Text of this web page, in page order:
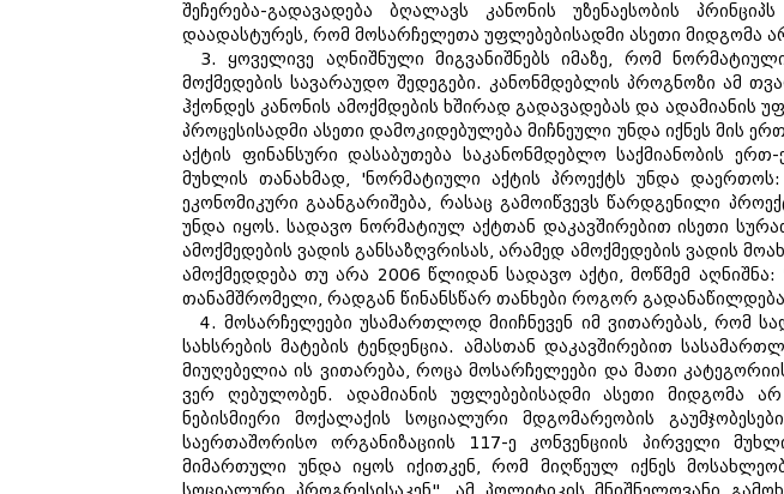
შეჩერება-გადავადება ბღალავს კანონის უზენაესობის
დაადასტურეს, რომ მოსარჩელეთა უფლებებისადმი ასეთი მიდგომა
3. ყოველივე აღნიშნული მიგვანიშნებს იმაზე, რომ
მოქმედების სავარაუდო შედეგები. კანონმდებლის პროგნოზი
ჰქონდეს კანონის ამოქმდების ხშირად გადავადებას და
პროცესისადმი ასეთი დამოკიდებულება მიჩნეული უნდა იქნეს მის
აქტის ფინანსური დასაბუთება საკანონმდებლო საქმიანობის
მუხლის თანახმად, 'ნორმატიული აქტის პროექტს უნდა
ეკონომიკური გაანგარიშება, რასაც გამოიწვევს წარდგენილი
უნდა იყოს. სადავო ნორმატიულ აქტთან დაკავშირებით ისეთი
ამოქმედების ვადის განსაზღვრისას, არამედ ამოქმედების ვადის
ამოქმედდება თუ არა 2006 წლიდან სადავო აქტი, მოწმემ აღნიშნა:
თანამშრომელი, რადგან წინანსწარ თანხები როგორ გადანაწილდება
4. მოსარჩელეები უსამართლოდ მიიჩნევენ იმ ვითარებას, რომ
სახსრების მატების ტენდენცია. ამასთან დაკავშირებით
მიუღებელია ის ვითარება, როცა მოსარჩელეები და მათი
ვერ ღებულობენ. ადამიანის უფლებებისადმი ასეთი მიდგომა
ნებისმიერი მოქალაქის სოციალური მდგომარეობის
საერთაშორისო ორგანიზაციის 117-ე კონვენციის პირველი
მიმართული უნდა იყოს იქითკენ, რომ მიღწეულ იქნეს